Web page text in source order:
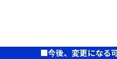
■今後、変更になる